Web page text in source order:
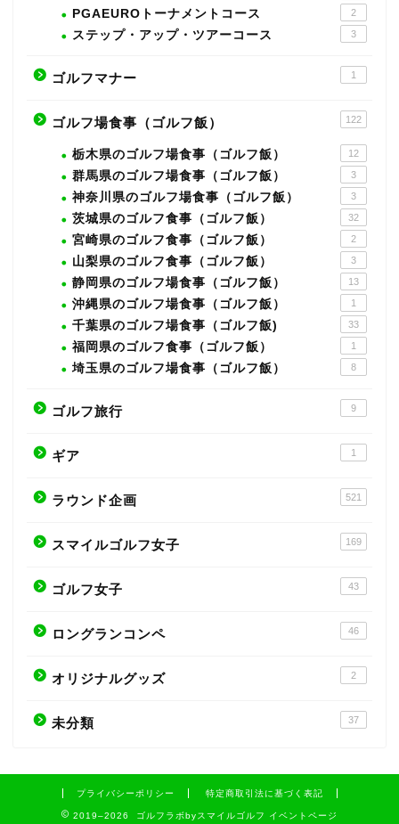
PGAEUROトーナメントコース 2
ステップ・アップ・ツアーコース 3
ゴルフマナー 1
ゴルフ場食事（ゴルフ飯） 122
栃木県のゴルフ場食事（ゴルフ飯） 12
群馬県のゴルフ場食事（ゴルフ飯） 3
神奈川県のゴルフ場食事（ゴルフ飯） 3
茨城県のゴルフ食事（ゴルフ飯） 32
宮崎県のゴルフ食事（ゴルフ飯） 2
山梨県のゴルフ食事（ゴルフ飯） 3
静岡県のゴルフ場食事（ゴルフ飯） 13
沖縄県のゴルフ場食事（ゴルフ飯） 1
千葉県のゴルフ場食事（ゴルフ飯) 33
福岡県のゴルフ食事（ゴルフ飯） 1
埼玉県のゴルフ場食事（ゴルフ飯） 8
ゴルフ旅行 9
ギア 1
ラウンド企画 521
スマイルゴルフ女子 169
ゴルフ女子 43
ロングランコンペ 46
オリジナルグッズ 2
未分類 37
プライバシーポリシー 特定商取引法に基づく表記
2019–2026 ゴルフラボbyスマイルゴルフ イベントページ